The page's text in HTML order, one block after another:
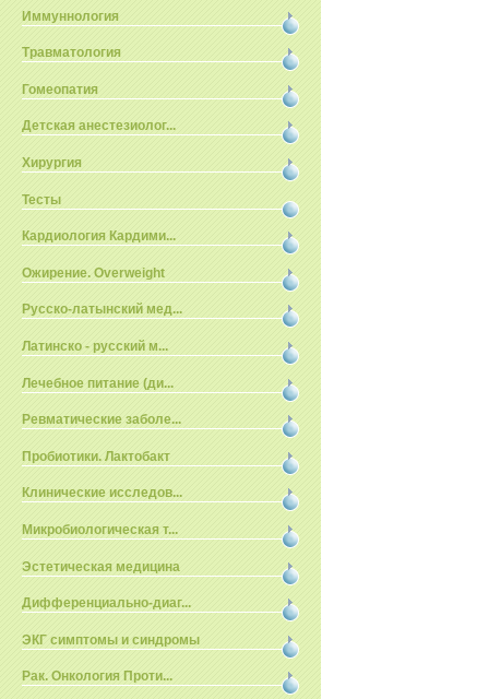
Иммуннология
Травматология
Гомеопатия
Детская анестезиолог...
Хирургия
Тесты
Кардиология Кардими...
Ожирение. Overweight
Русско-латынский мед...
Латинско - русский м...
Лечебное питание (ди...
Ревматические заболе...
Пробиотики. Лактобакт
Клинические исследов...
Микробиологическая т...
Эстетическая медицина
Дифференциально-диаг...
ЭКГ симптомы и синдромы
Рак. Онкология Проти...